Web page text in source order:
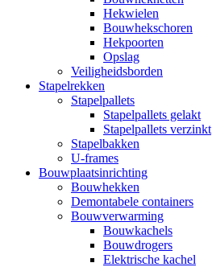
Hekwielen
Bouwhekschoren
Hekpoorten
Opslag
Veiligheidsborden
Stapelrekken
Stapelpallets
Stapelpallets gelakt
Stapelpallets verzinkt
Stapelbakken
U-frames
Bouwplaatsinrichting
Bouwhekken
Demontabele containers
Bouwverwarming
Bouwkachels
Bouwdrogers
Elektrische kachel